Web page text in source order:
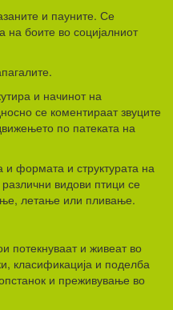
и пауните. Се
на боите во социјалниот
и начинот на
се коментираат звуците
по патеката на
и формата и структурата на
видови птици се
летање или пливање.
потекнуваат и живеат во
класификација и поделба
и преживување во